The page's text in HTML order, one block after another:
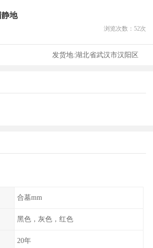
静地
浏览次数： 52次
发货地:湖北省武汉市汉阳区
合墓mm
黑色，灰色，红色
20年